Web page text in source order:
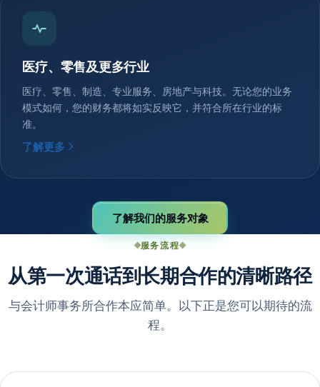
医疗、零售及更多行业
医疗、零售、制造、专业服务、房地产与科技。无论您的业务
模式如何，您的财务都将如实反映它，并符合所在行业的标
准。
了解更多
了解我们的服务对象
服务流程
从第一次通话到长期合作的清晰路径
与会计师事务所合作本应简单。以下正是您可以期待的流
程。